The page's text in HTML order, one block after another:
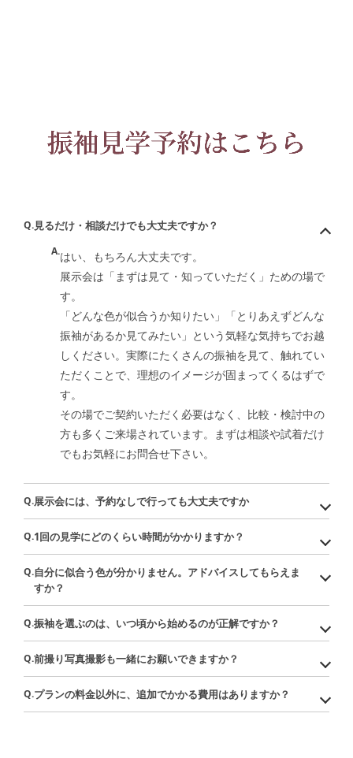
Q.見るだけ・相談だけでも大丈夫ですか？
A.はい、もちろん大丈夫です。
展示会は「まずは見て・知っていただく」ための場で
す。
「どんな色が似合うか知りたい」「とりあえずどんな
振袖があるか見てみたい」という気軽な気持ちでお越
しください。実際にたくさんの振袖を見て、触れてい
ただくことで、理想のイメージが固まってくるはずで
す。
その場でご契約いただく必要はなく、比較・検討中の
方も多くご来場されています。まずは相談や試着だけ
でもお気軽にお問合せ下さい。
Q.展示会には、予約なしで行っても大丈夫ですか
Q.1回の見学にどのくらい時間がかかりますか？
Q.自分に似合う色が分かりません。アドバイスしてもらえま
すか？
Q.振袖を選ぶのは、いつ頃から始めるのが正解ですか？
Q.前撮り写真撮影も一緒にお願いできますか？
Q.プランの料金以外に、追加でかかる費用はありますか？